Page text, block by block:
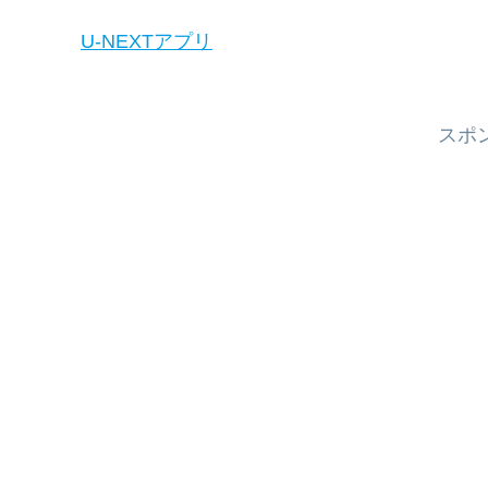
U-NEXTアプリ
スポ